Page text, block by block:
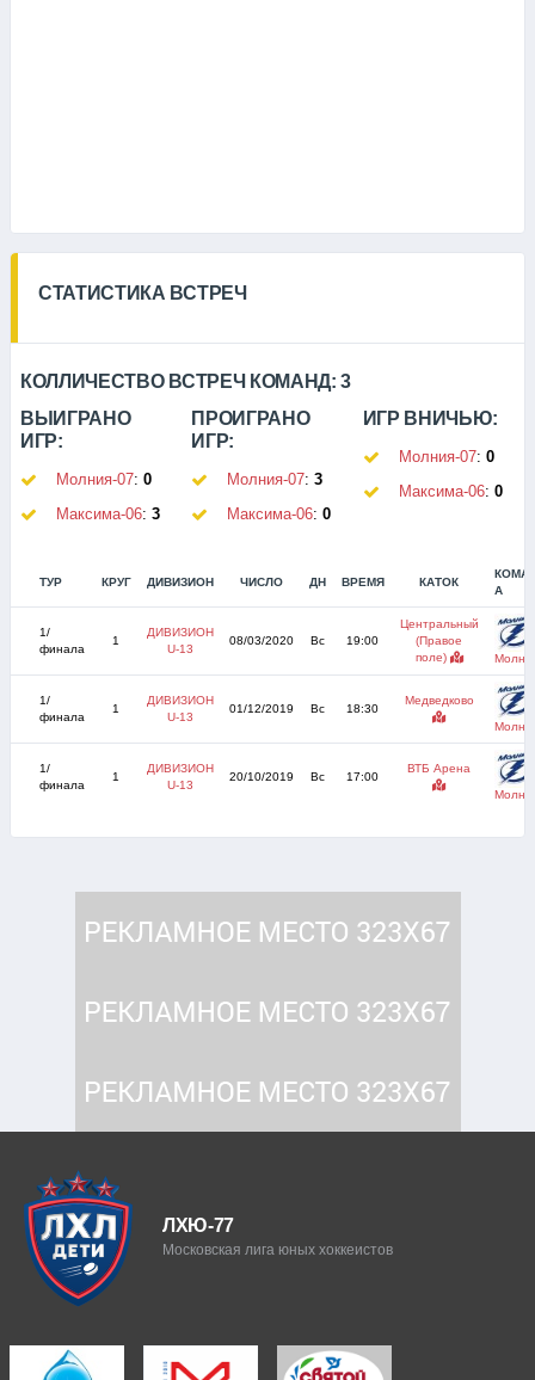
СТАТИСТИКА ВСТРЕЧ
КОЛЛИЧЕСТВО ВСТРЕЧ КОМАНД:3
ВЫИГРАНО
ИГР:
Молния-07: 0
Максима-06: 3
ПРОИГРАНО
ИГР:
Молния-07:3
Максима-06:0
ИГР ВНИЧЬЮ:
Молния-07: 0
Максима-06: 0
ТУР КРУГ ДИВИЗИОН ЧИСЛО ДН ВРЕМЯ КАТОК
А
1/
финала
1
ДИВИЗИОН
U-13
08/03/2020 Вс 19:00
Центральный
(Правое
поле)
1/
финала
1
ДИВИЗИОН
U-13
01/12/2019 Вс 18:30
Медведково
1/
финала
1
ДИВИЗИОН
U-13
20/10/2019 Вс 17:00
ВТБ Арена
ЛХЮ-77
Московская лига юных хоккеистов